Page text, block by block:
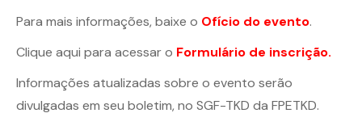
Para mais informações, baixe o Ofício do evento.
Clique aqui para acessar o Formulário de inscrição.
Informações atualizadas sobre o evento serão
divulgadas em seu boletim, no SGF-TKD da FPETKD.